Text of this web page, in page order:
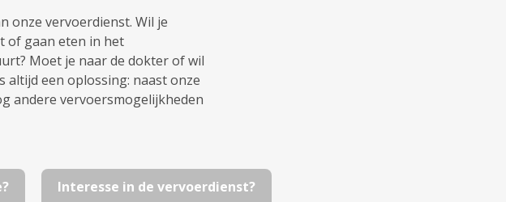
onze vervoerdienst. Wil je
of gaan eten in het
Moet je naar de dokter of wil
altijd een oplossing: naast onze
andere vervoersmogelijkheden
Interesse in de vervoerdienst?